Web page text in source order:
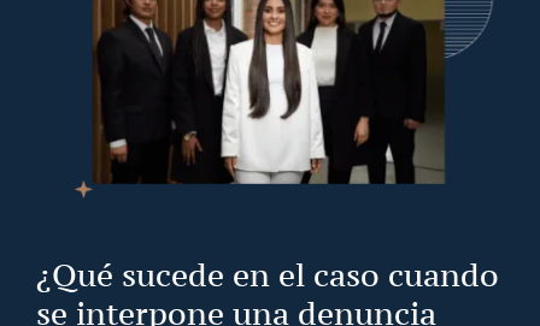
¿Qué sucede en el caso cuando
se interpone una denuncia